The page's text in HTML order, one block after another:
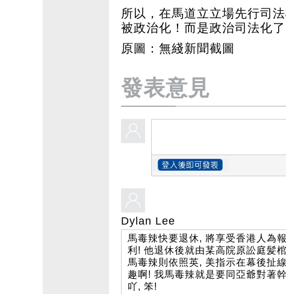
所以，在馬道立立場先行司
被政治化！而是政治司法化了
原圖：無綫新聞截圖
發表意見
Dylan Lee
馬毒辣快要退休, 將享受香港人為
利! 他退休後就由某高院原訟庭髪
馬毒辣則依照英, 美指示在幕後扯
趣啊! 我馬毒辣就是要同亞爺對著
吖, 笨!